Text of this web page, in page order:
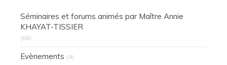
Séminaires et forums animés par Maître Annie
KHAYAT-TISSIER
(66)
Evènements (4)